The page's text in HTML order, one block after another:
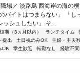
場／ 淡路島 西海岸の海の
バイトはつまらない」 「し
ッシュしたい」 そ...
短期（3ヵ月以内） ランチタイム
提出 土日祝のみOK 主婦・主夫
OK 学生歓迎 転勤なし 経験不問